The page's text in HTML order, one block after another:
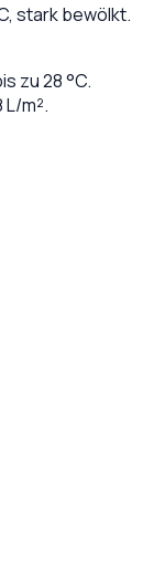
stark bewölkt.
zu 28 °C.
m².